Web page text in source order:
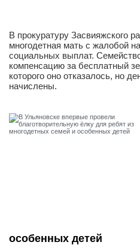
В прокуратуру Засвияжского
многодетная мать с жалобой
социальных выплат.
компенсацию за бесплатный
которого оно отказалось, но
начислены.
особенных детей